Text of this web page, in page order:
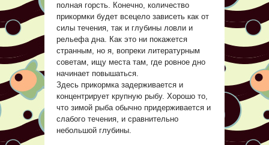
полная горсть. Конечно, количество
прикормки будет всецело зависеть как от
силы течения, так и глубины ловли и
рельефа дна. Как это ни покажется
странным, но я, вопреки литературным
советам, ищу места там, где ровное дно
начинает повышаться.
Здесь прикормка задерживается и
концентрирует крупную рыбу. Хорошо то,
что зимой рыба обычно придерживается и
слабого течения, и сравнительно
небольшой глубины.